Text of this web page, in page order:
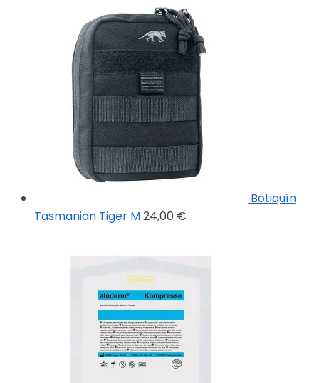
Botiquín
Tasmanian Tiger M24,00 €